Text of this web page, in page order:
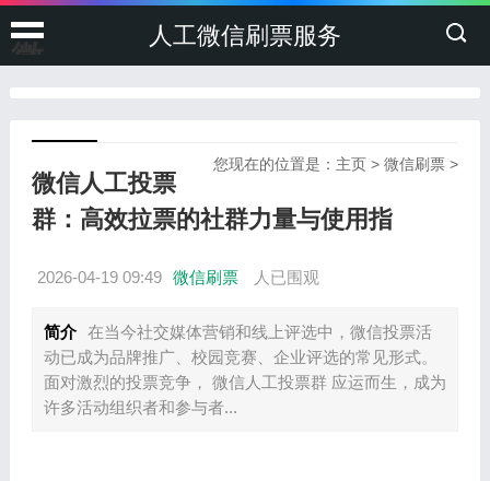
微
票
人工微信刷票服务
您现在的位置是： 主页 >微信刷票 >
微信人工投票
群：高效拉票的社群力量与使用指
2026-04-19 09:49 微信刷票 人已围观
简介 在当今社交媒体营销和线上评选中，微信投票活
动已成为品牌推广、校园竞赛、企业评选的常见形式。
面对激烈的投票竞争， 微信人工投票群 应运而生，成为
许多活动组织者和参与者...